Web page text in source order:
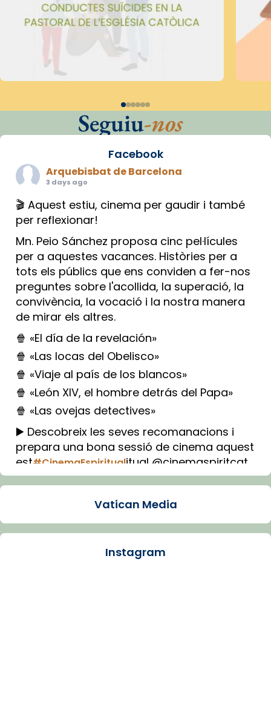
Seguiu-nos
Facebook
Arquebisbat de Barcelona
3 days ago
🎬 Aquest estiu, cinema per gaudir i també
per reflexionar!
Mn. Peio Sánchez proposa cinc pel·lícules
per a aquestes vacances. Històries per a
tots els públics que ens conviden a fer-nos
preguntes sobre l'acollida, la superació, la
convivència, la vocació i la nostra manera
de mirar els altres.
🍿 «El día de la revelación»
🍿 «Las locas del Obelisco»
🍿 «Viaje al país de los blancos»
🍿 «León XIV, el hombre detrás del Papa»
🍿 «Las ovejas detectives»
▶️ Descobreix les seves recomanacions i
prepara una bona sessió de cinema aquest
est#CinemaEspiritualitual @cinemaspiritcat
Imatge: Generada amb IA (OpenAI)
Arquebisbat de Barcelona
Vatican Media
Instagram